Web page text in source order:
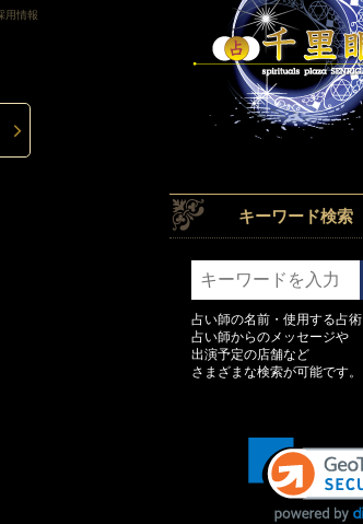
用情報
キーワード検索
占い師の名前・使用する占術
占い師からのメッセージや
出演予定の店舗など
さまざまな検索が可能です。